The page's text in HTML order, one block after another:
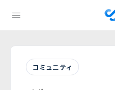
コミュニティ